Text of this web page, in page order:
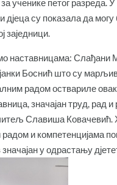
дјеца су показала да
заједници.
наставницама: Слађани
Боснић што су
радом оствариле
значајан труд, рад и
Славиша
и компетенцијама
значајан у одрастању